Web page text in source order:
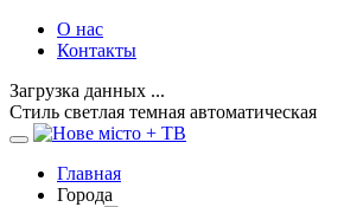
О нас
Контакты
Загрузка данных ...
Стиль светлая темная автоматическая
Главная
Города